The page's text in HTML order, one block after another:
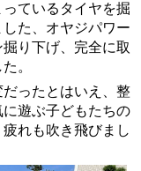
ているタイヤを掘
た、オヤジパワー
り下げ、完全に取
。
ったとはいえ、整
遊ぶ子どもたちの
れも吹き飛びまし